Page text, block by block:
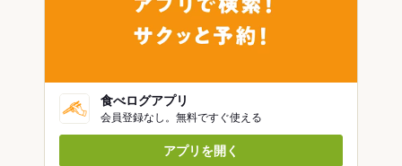
食べログアプリ
会員登録なし。無料ですぐ使える
アプリを開く